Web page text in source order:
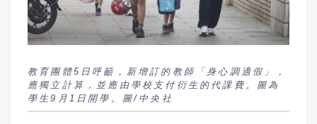
教育團體5日呼籲，新增訂的教師「身心調適假」，
應獨立計算，並應由學校支付衍生的代課費。圖為
學生9月1日開學。圖/中央社